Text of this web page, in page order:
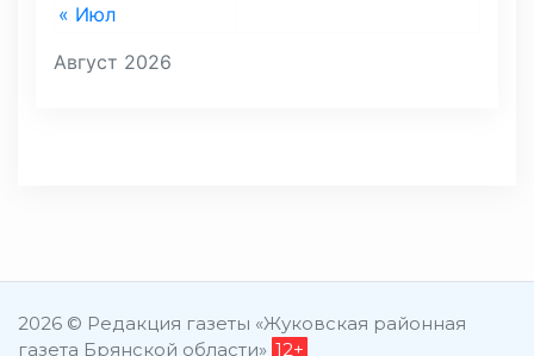
Август 2026
« Июл
2026 © Редакция газеты «Жуковская районная
газета Брянской области» 12+